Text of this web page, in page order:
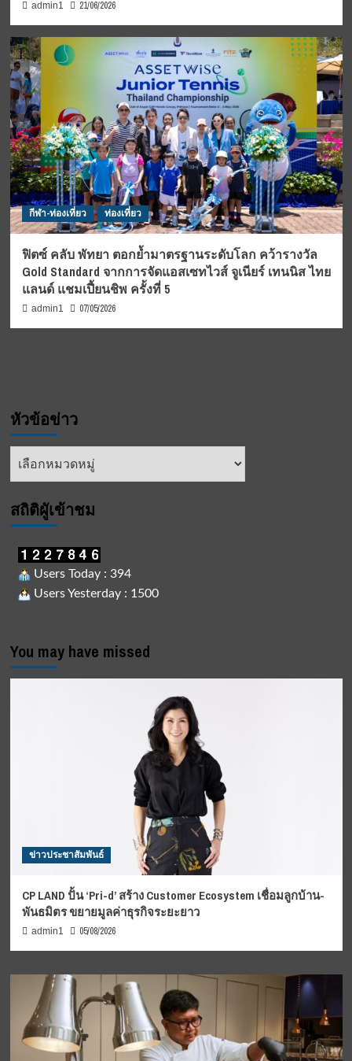
admin1 21/06/2026
กีฬา-ท่องเที่ยว ท่องเที่ยว
ฟิตซ์ คลับ พัทยา ตอกย้ำมาตรฐานระดับโลก คว้ารางวัล
Gold Standard จากการจัดแอสเซทไวส์ จูเนียร์ เทนนิส ไทย
แลนด์ แชมเปี้ยนชิพ ครั้งที่ 5
admin1 07/05/2026
หัวข้อข่าว
หัวข้อ
สถิติผูัเข้าชม
Users Today : 394
Users Yesterday : 1500
You may have missed
ข่าวประชาสัมพันธ์
CP LAND ปั้น ‘Pri-d’ สร้าง Customer Ecosystem เชื่อมลูกบ้าน-
พันธมิตร ขยายมูลค่าธุรกิจระยะยาว
admin1 05/08/2026